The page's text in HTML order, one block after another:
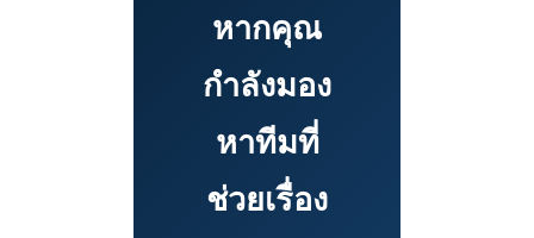
หากคุณ
กำลังมอง
หาทีมที่
ช่วยเรื่อง